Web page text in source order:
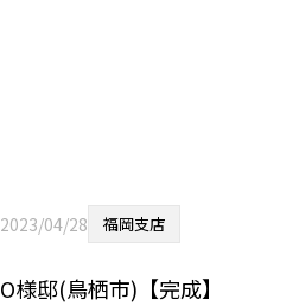
2023/04/28 福岡支店
O様邸(鳥栖市)【完成】